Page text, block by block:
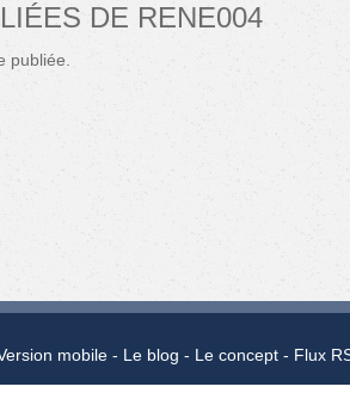
DE RENE004
publiée.
mobile Le blog Le concept Flux